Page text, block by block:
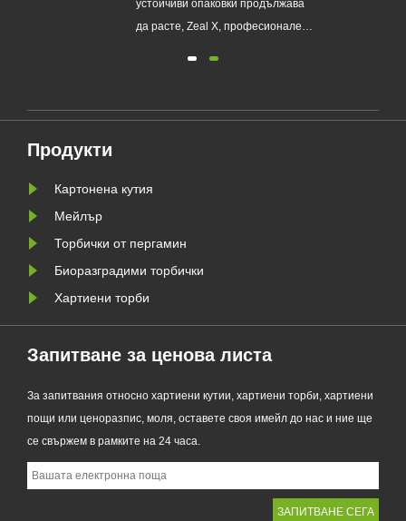
да
употреба
устойчиви опаковки продължава
да расте, Zeal X, професионален
Glassine Paper Bag. Проектиран
торбички, новият продукт
Продукти
Картонена кутия
Мейлър
Торбички от пергамин
Биоразградими торбички
Хартиени торби
Запитване за ценова листа
За запитвания относно хартиени кутии, хартиени торби, хартиени
пощи или ценоразпис, моля, оставете своя имейл до нас и ние ще
се свържем в рамките на 24 часа.